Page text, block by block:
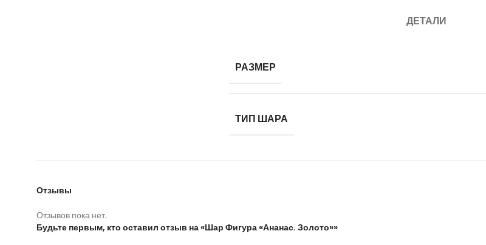
ДЕТАЛИ
РАЗМЕР
ТИП ШАРА
Отзывы
Отзывов пока нет.
Будьте первым, кто оставил отзыв на «Шар Фигура «Ананас. Золото»»